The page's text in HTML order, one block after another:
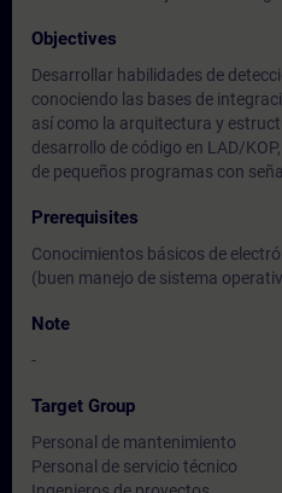
Objectives
Desarrollar habilidades de
conociendo las bases de
así como la arquitectura y
desarrollo de código en LAD/
de pequeños programas con
Prerequisites
Conocimientos básicos de
(buen manejo de sistema
Note
-
Target Group
Personal de mantenimiento
Personal de servicio técnico